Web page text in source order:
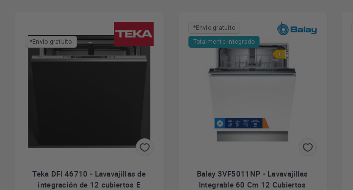
*Envío gratuito
Teka DFI 46710 - Lavavajillas de
integración de 12 cubiertos E
*Envío gratuito
Totalmente Integrado
Balay 3VF5011NP - Lavavajillas
Integrable 60 Cm 12 Cubiertos